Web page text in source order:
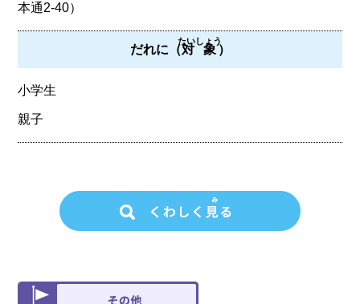
本通2-40）
だれに（対象
たいしょう
）
小学生
親子